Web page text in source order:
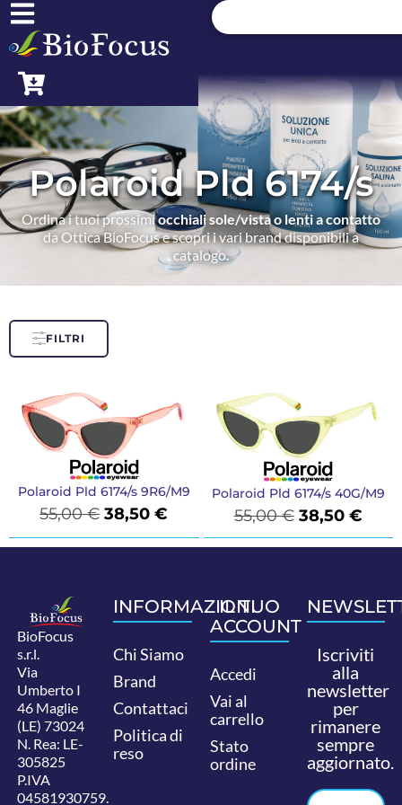
Polaroid Pld 6174/s
Ordina i tuoi prossimiocchiali sole/vista o lenti a contatto
da Ottica BioFocus e scopri i vari brand disponibili a
catalogo.
FILTRI
Polaroid Pld 6174/s 9R6/M9
55,00€ 38,50€
Polaroid Pld 6174/s 40G/M9
55,00€ 38,50 €
BioFocus
s.r.l.
Via
Umberto I
46 Maglie
(LE) 73024
N. Rea: LE-
305825
P.IVA
04581930759.
INFORMAZIONI
Chi Siamo
Brand
Contattaci
Politica di
reso
IL TUO
ACCOUNT
Accedi
Vai al
carrello
Stato
ordine
Iscriviti
alla
newsletter
per
rimanere
sempre
aggiornato.